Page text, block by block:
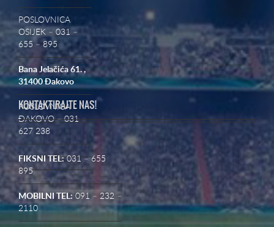
POSLOVNICA
OSIJEK – 031 –
655 – 895
Bana Jelačića 61. ,
31400 Đakovo
POSLOVNICA
ĐAKOVO – 031
627 238
KONTAKTIRAJTE NAS!
FIKSNI TEL:031 – 655
895
MOBILNI TEL: 091 – 232 –
2110